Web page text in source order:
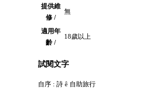
提供維
修 /
無
適用年
齡 /
18歲以上
試閱文字
自序 : 詩 ê 自助旅行